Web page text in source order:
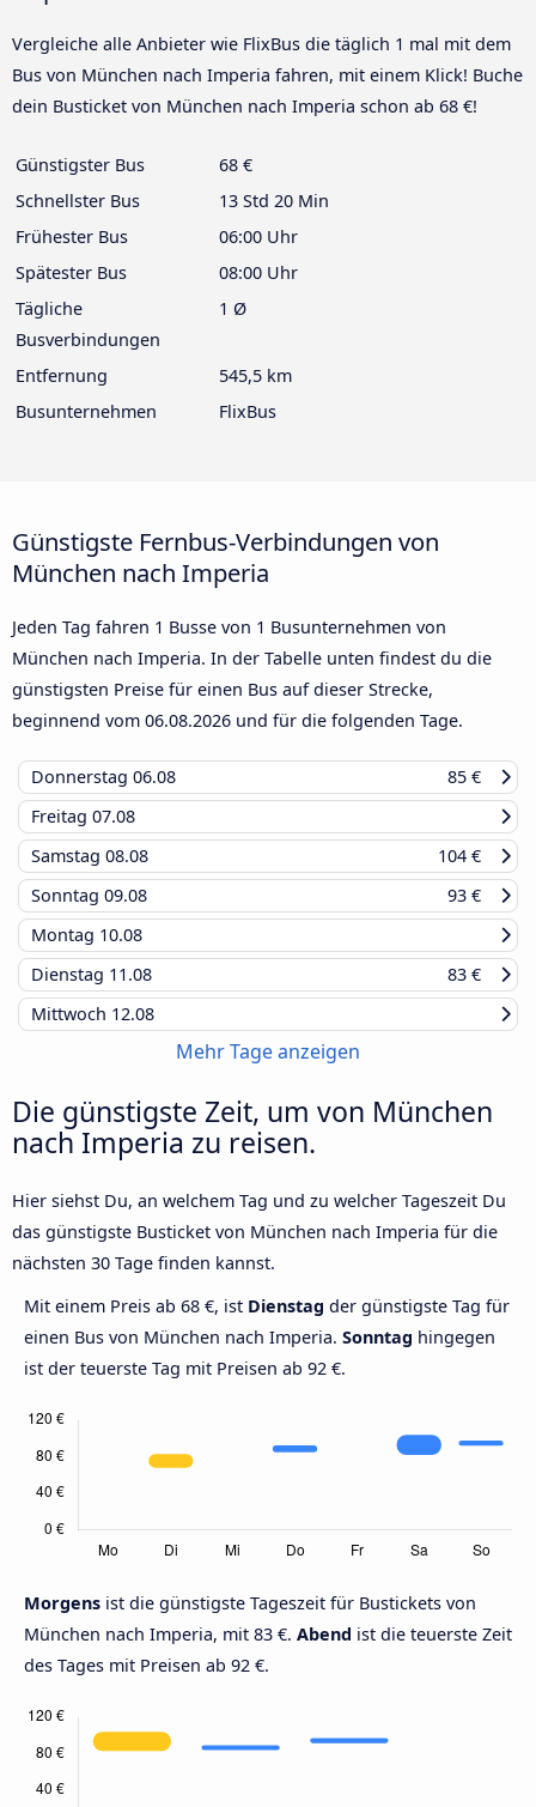
Vergleiche alle Anbieter wie FlixBus die täglich 1 mal mit dem
Bus von München nach Imperia fahren, mit einem Klick! Buche
dein Busticket von München nach Imperia schon ab 68 €!
Günstigster Bus
68 €
Schnellster Bus
13 Std 20 Min
Frühester Bus
06:00 Uhr
Spätester Bus
08:00 Uhr
Tägliche
Busverbindungen
1 Ø
Entfernung
545,5 km
Busunternehmen
FlixBus
Günstigste Fernbus-Verbindungen von
München nach Imperia
Jeden Tag fahren 1 Busse von 1 Busunternehmen von
München nach Imperia. In der Tabelle unten findest du die
günstigsten Preise für einen Bus auf dieser Strecke,
beginnend vom 06.08.2026 und für die folgenden Tage.
Donnerstag 06.08
85 €
Freitag 07.08
Samstag 08.08
104 €
Sonntag 09.08
93 €
Montag 10.08
Dienstag 11.08
83 €
Mittwoch 12.08
Mehr Tage anzeigen
Die günstigste Zeit, um von München
nach Imperia zu reisen.
Hier siehst Du, an welchem Tag und zu welcher Tageszeit Du
das günstigste Busticket von München nach Imperia für die
nächsten 30 Tage finden kannst.
Mit einem Preis ab 68 €, ist Dienstag der günstigste Tag für
einen Bus von München nach Imperia. Sonntag hingegen
ist der teuerste Tag mit Preisen ab 92 €.
Morgens ist die günstigste Tageszeit für Bustickets von
München nach Imperia, mit 83 €. Abend ist die teuerste Zeit
des Tages mit Preisen ab 92 €.